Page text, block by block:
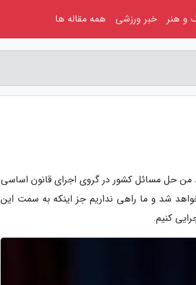
حل مسائل کشور در گروی اجرای قانون اساسی
شد و ما راهی نداریم جز اینکه به سمت این
کنیم.
و هنر خبر ورزشی همه مقاله ها